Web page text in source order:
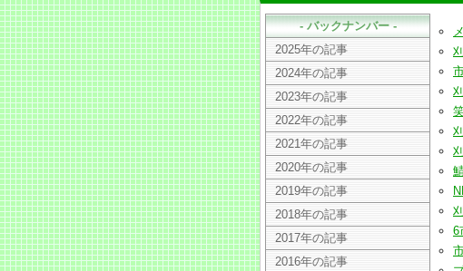
6
- バックナンバー -
2025年の記事
2024年の記事
2023年の記事
2022年の記事
2021年の記事
2020年の記事
2019年の記事
2018年の記事
2017年の記事
2016年の記事